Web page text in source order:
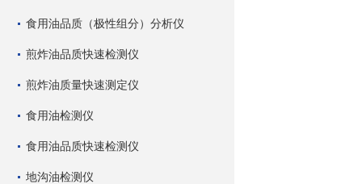
食用油品质（极性组分）分析仪
煎炸油品质快速检测仪
煎炸油质量快速测定仪
食用油检测仪
食用油品质快速检测仪
地沟油检测仪